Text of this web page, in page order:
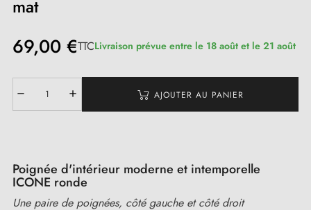
mat
69,00 €TTCLivraison prévue entre le 18 août et le 21 août
AJOUTER AU PANIER
Poignée d'intérieur moderne et intemporelle
ICONE ronde
Une paire de poignées, côté gauche et côté droit